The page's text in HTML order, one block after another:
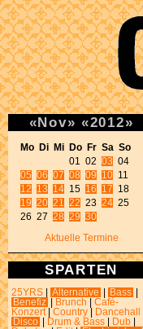
«Nov» «2012»
Mo Di Mi Do Fr Sa So
01 02 03
05 06 07 08 09 10
12
13 14 15 16 17
19 20 21 22 23 24 25
26 27 28 29 30
Aktuelle Termine
SPARTEN
25YRS Alternative Bass
Benefiz
Brunch
Café-
Konzert
Country Dancehall
Disco
Drum & Bass Dub